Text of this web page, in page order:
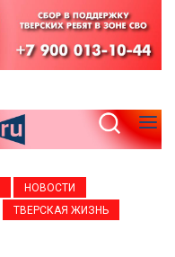
НОВОСТИ
ТВЕРСКАЯ ЖИЗНЬ